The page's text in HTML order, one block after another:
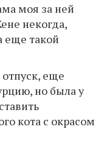
моя за ней
некогда,
еще такой
еще
но была у
кота с окрасом